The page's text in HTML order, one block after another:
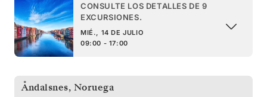
CONSULTE LOS DETALLES DE 9
EXCURSIONES.
MIÉ., 14 DE JULIO
09:00 - 17:00
Åndalsnes, Noruega